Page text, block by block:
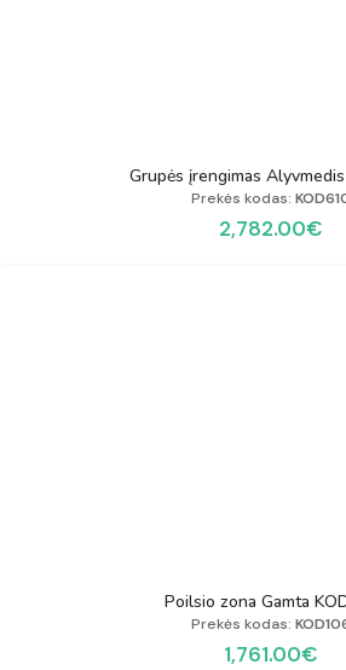
Grupės įrengimas
Prekės kodas:
2,782.00€
Poilsio zona Gamta
Prekės kodas:
1,761.00€